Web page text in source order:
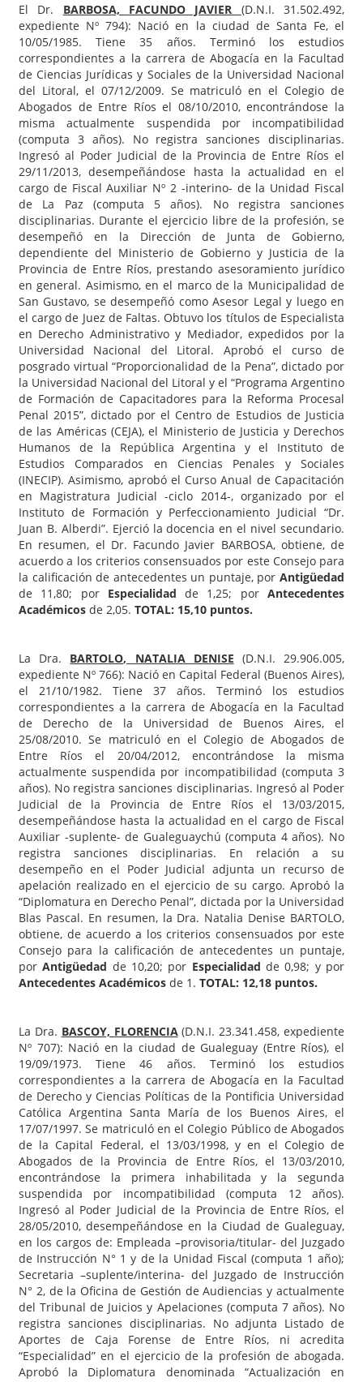
El Dr. BARBOSA, FACUNDO JAVIER (D.N.I. 31.502.492,
expediente Nº 794): Nació en la ciudad de Santa Fe, el
10/05/1985. Tiene 35 años. Terminó los estudios
correspondientes a la carrera de Abogacía en la Facultad
de Ciencias Jurídicas y Sociales de la Universidad Nacional
del Litoral, el 07/12/2009. Se matriculó en el Colegio de
Abogados de Entre Ríos el 08/10/2010, encontrándose la
misma actualmente suspendida por incompatibilidad
(computa 3 años). No registra sanciones disciplinarias.
Ingresó al Poder Judicial de la Provincia de Entre Ríos el
29/11/2013, desempeñándose hasta la actualidad en el
cargo de Fiscal Auxiliar Nº 2 -interino- de la Unidad Fiscal
de La Paz (computa 5 años). No registra sanciones
disciplinarias. Durante el ejercicio libre de la profesión, se
desempeñó en la Dirección de Junta de Gobierno,
dependiente del Ministerio de Gobierno y Justicia de la
Provincia de Entre Ríos, prestando asesoramiento jurídico
en general. Asimismo, en el marco de la Municipalidad de
San Gustavo, se desempeñó como Asesor Legal y luego en
el cargo de Juez de Faltas. Obtuvo los títulos de Especialista
en Derecho Administrativo y Mediador, expedidos por la
Universidad Nacional del Litoral. Aprobó el curso de
posgrado virtual “Proporcionalidad de la Pena”, dictado por
la Universidad Nacional del Litoral y el “Programa Argentino
de Formación de Capacitadores para la Reforma Procesal
Penal 2015”, dictado por el Centro de Estudios de Justicia
de las Américas (CEJA), el Ministerio de Justicia y Derechos
Humanos de la República Argentina y el Instituto de
Estudios Comparados en Ciencias Penales y Sociales
(INECIP). Asimismo, aprobó el Curso Anual de Capacitación
en Magistratura Judicial -ciclo 2014-, organizado por el
Instituto de Formación y Perfeccionamiento Judicial “Dr.
Juan B. Alberdi”. Ejerció la docencia en el nivel secundario.
En resumen, el Dr. Facundo Javier BARBOSA, obtiene, de
acuerdo a los criterios consensuados por este Consejo para
la calificación de antecedentes un puntaje, por Antigüedad
de 11,80; por Especialidadde 1,25; porAntecedentes
Académicos de 2,05. TOTAL: 15,10 puntos.
La Dra. BARTOLO, NATALIA DENISE (D.N.I. 29.906.005,
expediente Nº 766): Nació en Capital Federal (Buenos Aires),
el 21/10/1982. Tiene 37 años. Terminó los estudios
correspondientes a la carrera de Abogacía en la Facultad
de Derecho de la Universidad de Buenos Aires, el
25/08/2010. Se matriculó en el Colegio de Abogados de
Entre Ríos el 20/04/2012, encontrándose la misma
actualmente suspendida por incompatibilidad (computa 3
años). No registra sanciones disciplinarias. Ingresó al Poder
Judicial de la Provincia de Entre Ríos el 13/03/2015,
desempeñándose hasta la actualidad en el cargo de Fiscal
Auxiliar -suplente- de Gualeguaychú (computa 4 años). No
registra sanciones disciplinarias. En relación a su
desempeño en el Poder Judicial adjunta un recurso de
apelación realizado en el ejercicio de su cargo. Aprobó la
“Diplomatura en Derecho Penal”, dictada por la Universidad
Blas Pascal. En resumen, la Dra. Natalia Denise BARTOLO,
obtiene, de acuerdo a los criterios consensuados por este
Consejo para la calificación de antecedentes un puntaje,
porAntigüedad de 10,20; por Especialidad de 0,98; y por
Antecedentes Académicos de 1. TOTAL: 12,18 puntos.
La Dra. BASCOY, FLORENCIA(D.N.I. 23.341.458, expediente
Nº 707): Nació en la ciudad de Gualeguay (Entre Ríos), el
19/09/1973. Tiene 46 años. Terminó los estudios
correspondientes a la carrera de Abogacía en la Facultad
de Derecho y Ciencias Políticas de la Pontificia Universidad
Católica Argentina Santa María de los Buenos Aires, el
17/07/1997. Se matriculó en el Colegio Público de Abogados
de la Capital Federal, el 13/03/1998, y en el Colegio de
Abogados de la Provincia de Entre Ríos, el 13/03/2010,
encontrándose la primera inhabilitada y la segunda
suspendida por incompatibilidad (computa 12 años).
Ingresó al Poder Judicial de la Provincia de Entre Ríos, el
28/05/2010, desempeñándose en la Ciudad de Gualeguay,
en los cargos de: Empleada –provisoria/titular- del Juzgado
de Instrucción N° 1 y de la Unidad Fiscal (computa 1 año);
Secretaria –suplente/interina- del Juzgado de Instrucción
N° 2, de la Oficina de Gestión de Audiencias y actualmente
del Tribunal de Juicios y Apelaciones (computa 7 años). No
registra sanciones disciplinarias. No adjunta Listado de
Aportes de Caja Forense de Entre Ríos, ni acredita
“Especialidad” en el ejercicio de la profesión de abogada.
Aprobó la Diplomatura denominada “Actualización en